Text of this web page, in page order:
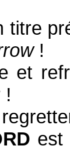
titre
!
et
!
est